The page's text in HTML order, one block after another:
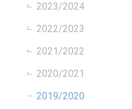
2023/2024
2022/2023
2021/2022
2020/2021
2019/2020